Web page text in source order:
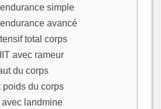
simple
avancé
total corps
avec rameur
du corps
poids du corps
avec landmine